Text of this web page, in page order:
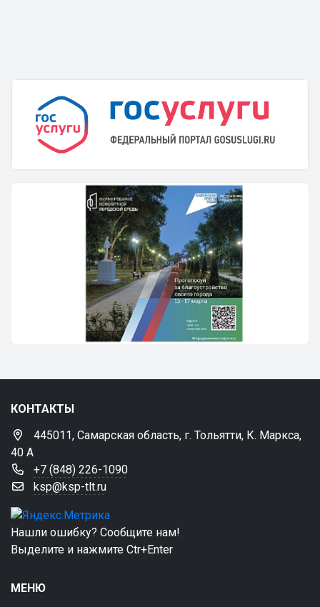
КОНТАКТЫ
445011, Самарская область, г. Тольятти, К. Маркса,
40 А
+7 (848) 226-1090
ksp@ksp-tlt.ru
Нашли ошибку? Сообщите нам!
Выделите и нажмите Ctr+Enter
МЕНЮ